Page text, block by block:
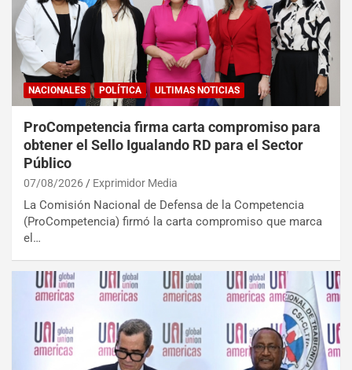
NACIONALES POLÍTICA ULTIMAS NOTICIAS
ProCompetencia firma carta compromiso para
obtener el Sello Igualando RD para el Sector
Público
07/08/2026 Exprimidor Media
La Comisión Nacional de Defensa de la Competencia
(ProCompetencia) firmó la carta compromiso que marca
el…